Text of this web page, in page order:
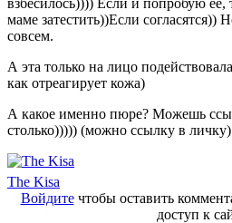
маме затестить))Если согласятся))
совсем.
А эта только на лицо
как отреагирует кожа)
А какое именно пюре? Можешь
столько))))) (можно ссылку в личку)
The Kisa
Войдитечтобы оставить
доступ к